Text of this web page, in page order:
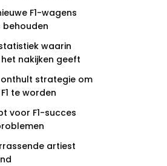
F1-wagens
behouden
waarin
nakijken geeft
strategie om
te worden
voor F1-succes
artiest